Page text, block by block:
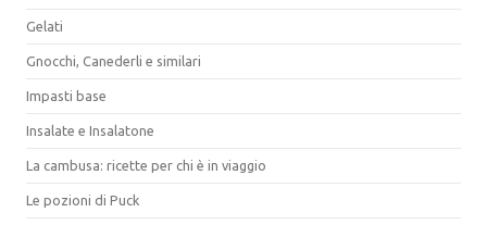
Gelati
Gnocchi, Canederli e similari
Impasti base
Insalate e Insalatone
La cambusa: ricette per chi è in viaggio
Le pozioni di Puck